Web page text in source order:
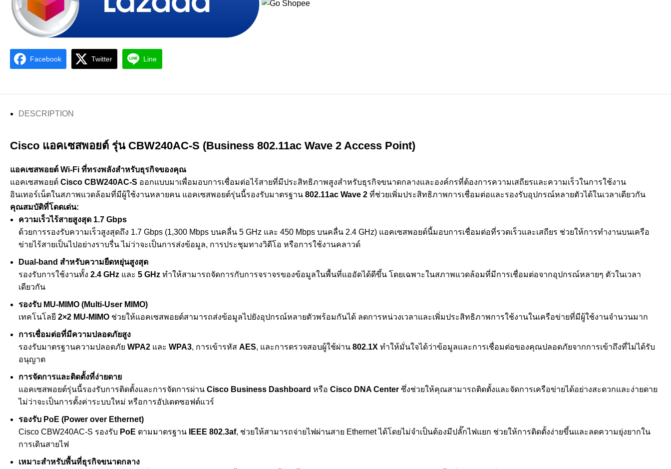
Facebook Twitter Line
DESCRIPTION
Cisco แอคเซสพอยต์ รุ่น CBW240AC-S (Business 802.11ac Wave 2 Access Point)
แอคเซสพอยต์ Wi-Fi ที่ทรงพลังสำหรับธุรกิจของคุณ
แอคเซสพอยต์ Cisco CBW240AC-S ออกแบบมาเพื่อมอบการเชื่อมต่อไร้สายที่มีประสิทธิภาพสูงสำหรับธุรกิจขนาดกลางและองค์กรที่ต้องการความเสถียรและความเร็วในการใช้งาน
อินเทอร์เน็ตในสภาพแวดล้อมที่มีผู้ใช้งานหลายคน แอคเซสพอยต์รุ่นนี้รองรับมาตรฐาน 802.11ac Wave 2 ที่ช่วยเพิ่มประสิทธิภาพการเชื่อมต่อและรองรับอุปกรณ์หลายตัวได้ในเวลาเดียวกัน
คุณสมบัติที่โดดเด่น:
ความเร็วไร้สายสูงสุด 1.7 Gbps
ด้วยการรองรับความเร็วสูงสุดถึง 1.7 Gbps (1,300 Mbps บนคลื่น 5 GHz และ 450 Mbps บนคลื่น 2.4 GHz) แอคเซสพอยต์นี้มอบการเชื่อมต่อที่รวดเร็วและเสถียร ช่วยให้การทำงานบนเครือ
ข่ายไร้สายเป็นไปอย่างราบรื่น ไม่ว่าจะเป็นการส่งข้อมูล, การประชุมทางวิดีโอ หรือการใช้งานคลาวด์
Dual-band สำหรับความยืดหยุ่นสูงสุด
รองรับการใช้งานทั้ง 2.4 GHz และ 5 GHz ทำให้สามารถจัดการกับการจราจรของข้อมูลในพื้นที่แออัดได้ดีขึ้น โดยเฉพาะในสภาพแวดล้อมที่มีการเชื่อมต่อจากอุปกรณ์หลายๆ ตัวในเวลา
เดียวกัน
รองรับ MU-MIMO (Multi-User MIMO)
เทคโนโลยี 2×2 MU-MIMO ช่วยให้แอคเซสพอยต์สามารถส่งข้อมูลไปยังอุปกรณ์หลายตัวพร้อมกันได้ ลดการหน่วงเวลาและเพิ่มประสิทธิภาพการใช้งานในเครือข่ายที่มีผู้ใช้งานจำนวนมาก
การเชื่อมต่อที่มีความปลอดภัยสูง
รองรับมาตรฐานความปลอดภัย WPA2 และ WPA3, การเข้ารหัส AES, และการตรวจสอบผู้ใช้ผ่าน 802.1X ทำให้มั่นใจได้ว่าข้อมูลและการเชื่อมต่อของคุณปลอดภัยจากการเข้าถึงที่ไม่ได้รับ
อนุญาต
การจัดการและติดตั้งที่ง่ายดาย
แอคเซสพอยต์รุ่นนี้รองรับการติดตั้งและการจัดการผ่าน Cisco Business Dashboard หรือ Cisco DNA Center ซึ่งช่วยให้คุณสามารถติดตั้งและจัดการเครือข่ายได้อย่างสะดวกและง่ายดาย
ไม่ว่าจะเป็นการตั้งค่าระบบใหม่ หรือการอัปเดตซอฟต์แวร์
รองรับ PoE (Power over Ethernet)
Cisco CBW240AC-S รองรับ PoE ตามมาตรฐาน IEEE 802.3af, ช่วยให้สามารถจ่ายไฟผ่านสาย Ethernet ได้โดยไม่จำเป็นต้องมีปลั๊กไฟแยก ช่วยให้การติดตั้งง่ายขึ้นและลดความยุ่งยากใน
การเดินสายไฟ
เหมาะสำหรับพื้นที่ธุรกิจขนาดกลาง